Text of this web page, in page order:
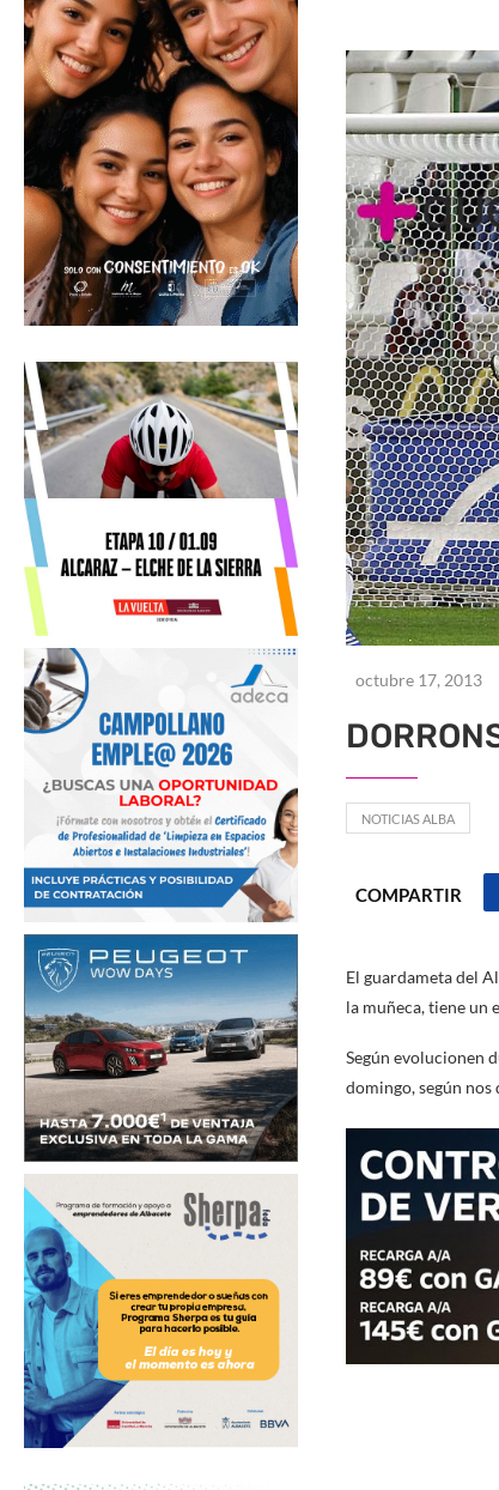
octubre 17, 2013
NOTICIAS ALBA
COMPARTIR
El guardameta del
la muñeca, tiene un
Según evolucionen
domingo, según nos